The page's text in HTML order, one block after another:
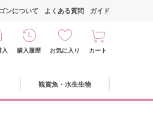
ンについて よくある質問 ガイド
入 購入履歴 お気に入り カート
観賞魚・水生生物